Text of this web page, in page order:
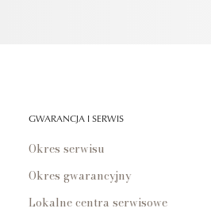
GWARANCJA I SERWIS
Okres serwisu
Okres gwarancyjny
Lokalne centra serwisowe